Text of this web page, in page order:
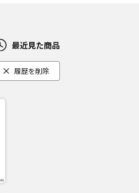
最近見た商品
履歴を削除